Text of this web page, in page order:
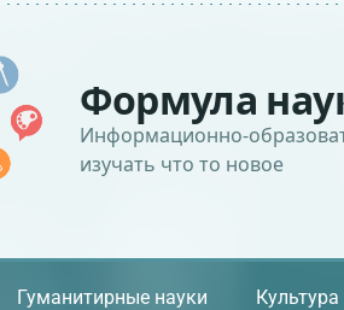
Формула
Информационно-
изучать что то новое
Гуманитирные науки